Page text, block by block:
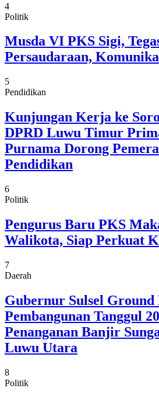
4
Politik
Musda VI PKS Sigi,
Persaudaraan,
5
Pendidikan
Kunjungan Kerja ke
DPRD Luwu Timur
Purnama Dorong
Pendidikan
6
Politik
Pengurus Baru PKS
Walikota, Siap Perkuat
7
Daerah
Gubernur Sulsel Ground
Pembangunan Tanggul
Penanganan Banjir
Luwu Utara
8
Politik